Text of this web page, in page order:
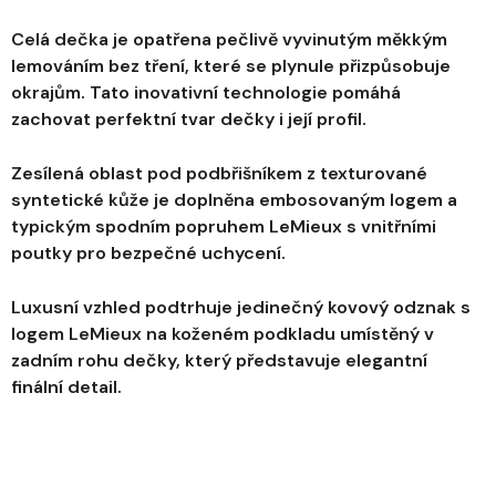
Celá dečka je opatřena pečlivě vyvinutým měkkým
lemováním bez tření, které se plynule přizpůsobuje
okrajům. Tato inovativní technologie pomáhá
zachovat perfektní tvar dečky i její profil.
Zesílená oblast pod podbřišníkem z texturované
syntetické kůže je doplněna embosovaným logem a
typickým spodním popruhem LeMieux s vnitřními
poutky pro bezpečné uchycení.
Luxusní vzhled podtrhuje jedinečný kovový odznak s
logem LeMieux na koženém podkladu umístěný v
zadním rohu dečky, který představuje elegantní
finální detail.